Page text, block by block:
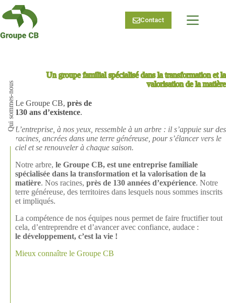
Passer
au
contenu
Contact
Qui sommes-nous
Un groupe familial spécialisé dans la transformation et la
valorisation de la matière
Le Groupe CB, près de
130 ans d’existence.
L’entreprise, à nos yeux, ressemble à un arbre : il s’appuie sur des
racines, ancrées dans une terre généreuse, pour s’élancer vers le
ciel et se renouveler à chaque saison.
Notre arbre, le Groupe CB, est une entreprise familiale
spécialisée dans la transformation et la valorisation de la
matière. Nos racines, près de 130 années d’expérience. Notre
terre généreuse, des territoires dans lesquels nous sommes inscrits
et impliqués.
La compétence de nos équipes nous permet de faire fructifier tout
cela, d’entreprendre et d’avancer avec confiance, audace :
le développement, c’est la vie !
Mieux connaître le Groupe CB